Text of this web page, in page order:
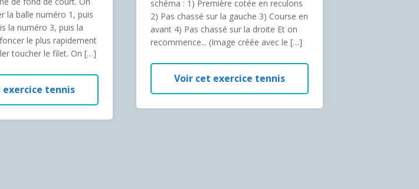
la balle numéro 1, puis
la numéro 3, puis la
le plus rapidement
toucher le filet. On […]
exercice tennis
schéma : 1) Première cotée en reculons
2) Pas chassé sur la gauche 3) Course en
avant 4) Pas chassé sur la droite Et on
recommence... (Image créée avec le […]
Voir cet exercice tennis